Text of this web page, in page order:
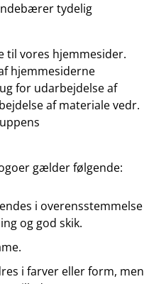
tydelig
til vores hjemmesider.
hjemmesiderne
for udarbejdelse af
af materiale vedr.
gælder følgende:
i overensstemmelse
og god skik.
i farver eller form, men